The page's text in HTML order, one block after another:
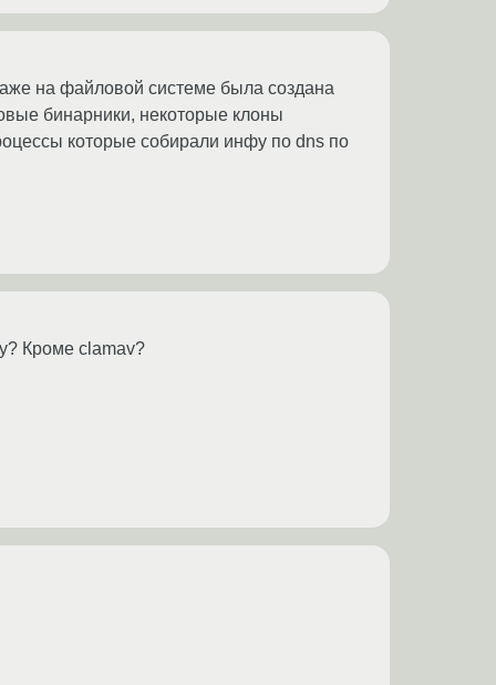
на файловой системе была создана
бинарники, некоторые клоны
которые собирали инфу по dns по
Кроме clamav?